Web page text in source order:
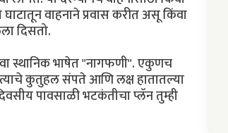
वाहनाने प्रवास करीत असू किंवा
दिसतो.
स्थानिक भाषेत "नागफणी". एकुणच
कुतुहल संपते आणि लक्ष हातातल्या
पावसाळी भटकंतीचा प्लॅन तुम्ही